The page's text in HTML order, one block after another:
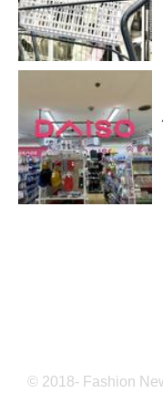
© 2018- Fashion